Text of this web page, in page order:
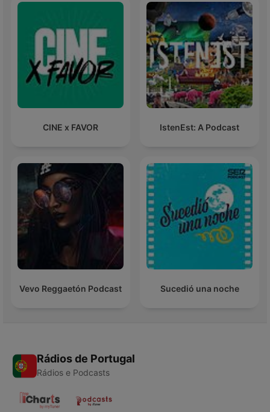
CINE x FAVOR IstenEst: A Podcast
Vevo Reggaetón Podcast Sucedió una noche
Rádios de Portugal
Rádios e Podcasts